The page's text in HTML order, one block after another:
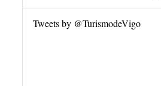
Tweets by @TurismodeVigo